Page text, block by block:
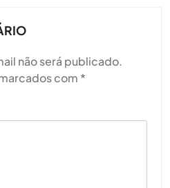
não será publicado.
com *